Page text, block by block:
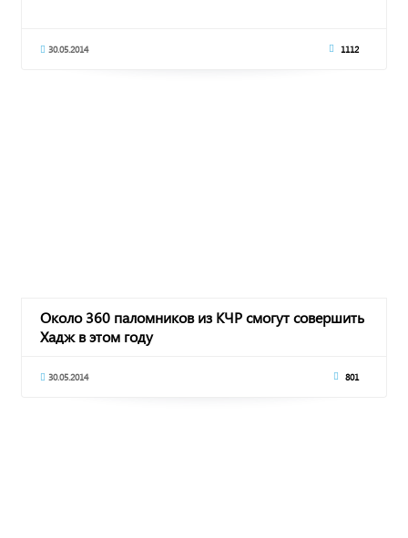
30.05.2014 1112
Около 360 паломников из КЧР смогут совершить
Хадж в этом году
30.05.2014 801